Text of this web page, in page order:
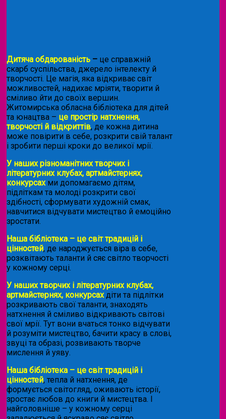
Дитяча обдарованість – це справжній
скарб суспільства, джерело інтелекту й
творчості. Це магія, яка відкриває світ
можливостей, надихає мріяти, творити й
сміливо йти до своїх вершин.
Житомирська обласна бібліотека для дітей
та юнацтва – це простір натхнення,
творчості й відкриттів, де кожна дитина
може повірити в себе, розкрити свій талант
і зробити перші кроки до великої мрії.
У наших різноманітних творчих і
літературних клубах, артмайстернях,
конкурсахми допомагаємо дітям,
підліткам та молоді розкрити свої
здібності, сформувати художній смак,
навчитися відчувати мистецтво й емоційно
зростати.
Наша бібліотека – це світ традицій і
цінностей, де народжується віра в себе,
розквітають таланти й сяє світло творчості
у кожному серці.
У наших творчих і літературних клубах,
артмайстернях, конкурсахдіти та підлітки
розкривають свої таланти, знаходять
натхнення й сміливо відкривають світові
свої мрії. Тут вони вчаться тонко відчувати
й розуміти мистецтво, бачити красу в слові,
звуці та образі, розвивають творче
мислення й уяву.
Наша бібліотека – це світ традицій і
цінностей, тепла й натхнення, де
формується світогляд, оживають історії,
зростає любов до книги й мистецтва. І
найголовніше – у кожному серці